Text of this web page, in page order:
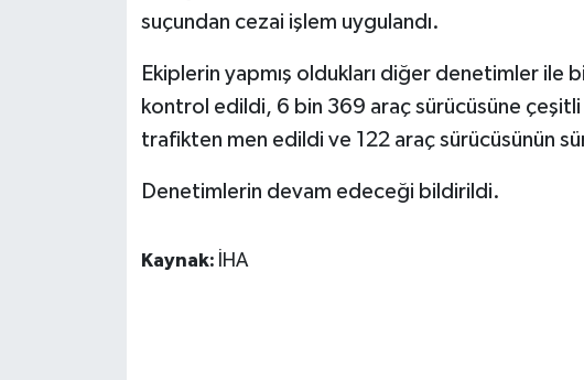
suçundan cezai işlem uygulandı.
Ekiplerin yapmış oldukları diğer denetimler
kontrol edildi, 6 bin 369 araç sürücüsüne
trafikten men edildi ve 122 araç sürücüsünün
Denetimlerin devam edeceği bildirildi.
Kaynak: İHA
POLİTİKA
SPOR HABERLERİ
TEKNOLOJİ